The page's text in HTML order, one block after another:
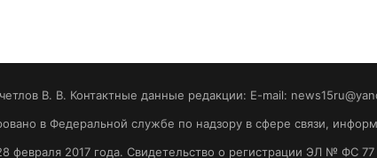
B. B. Контактные данные редакции: E-mail:
в Федеральной службе по надзору в сфере связи,
февраля 2017 года. Свидетельство о регистрации ЭЛ № ФС